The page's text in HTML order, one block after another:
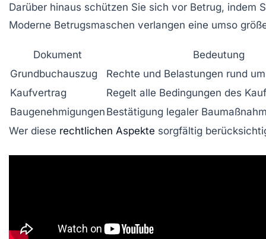
Darüber hinaus schützen Sie sich vor Betrug, indem
Moderne Betrugsmaschen verlangen eine umso
Dokument
Bedeutung
Grundbuchauszug
Rechte und Belastungen rund
Kaufvertrag
Regelt alle Bedingungen des
Baugenehmigungen Bestätigung legaler
Wer diese rechtlichen Aspekte sorgfältig